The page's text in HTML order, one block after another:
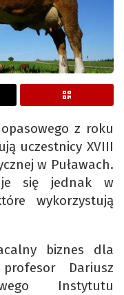
z roku
uczestnicy XVIII
w Puławach.
się jednak w
wykorzystują
biznes dla
Dariusz
Instytutu